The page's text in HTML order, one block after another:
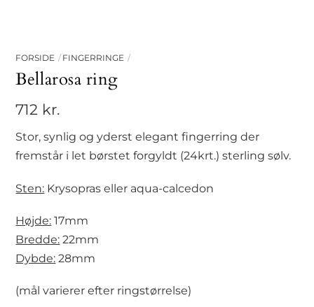
FORSIDE FINGERRINGE
Bellarosa ring
712 kr.
Stor, synlig og yderst elegant fingerring der
fremstår i let børstet forgyldt (24krt.) sterling sølv.
Sten: Krysopras eller aqua-calcedon
Højde: 17mm
Bredde: 22mm
Dybde: 28mm
(mål varierer efter ringstørrelse)